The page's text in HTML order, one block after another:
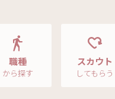
職種
から探す
スカウト
してもらう